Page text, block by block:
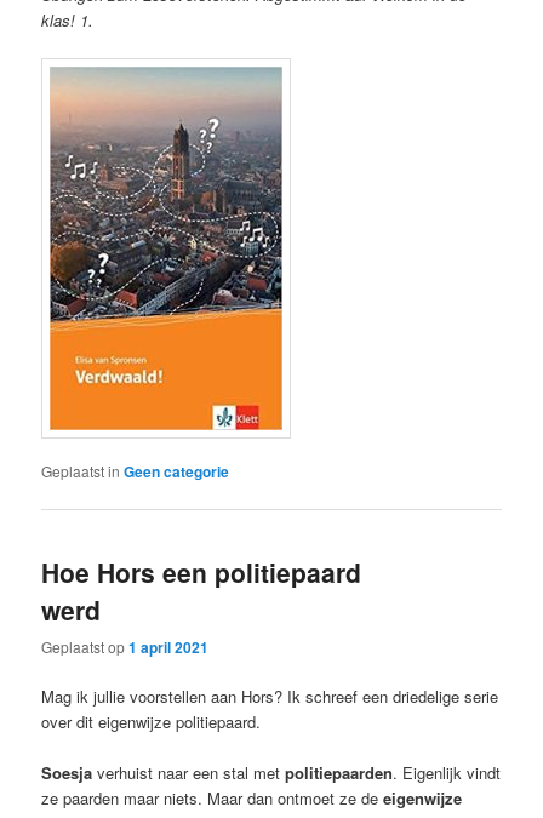
klas! 1.
Geplaatst in Geen categorie
Hoe Hors een politiepaard
werd
Geplaatst op1 april 2021
Mag ik jullie voorstellen aan Hors? Ik schreef een driedelige serie
over dit eigenwijze politiepaard.
Soesja verhuist naar een stal met politiepaarden. Eigenlijk vindt
ze paarden maar niets. Maar dan ontmoet ze deeigenwijze